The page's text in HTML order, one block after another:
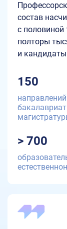
состав
с половиной
полторы
и
150
направлений
> 700